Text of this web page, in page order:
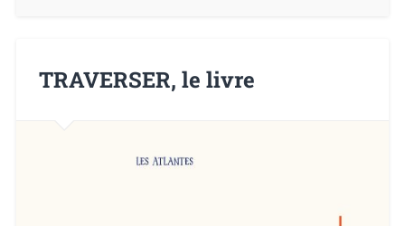
TRAVERSER, le livre